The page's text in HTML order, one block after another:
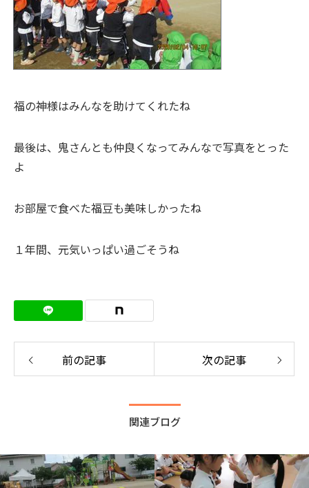
福の神様はみんなを助けてくれたね
最後は、鬼さんとも仲良くなってみんなで写真をとった
よ
お部屋で食べた福豆も美味しかったね
１年間、元気いっぱい過ごそうね
前の記事 次の記事
関連ブログ